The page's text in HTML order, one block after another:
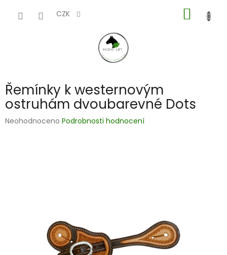
CZK
KOŠÍK
Řemínky k westernovým
ostruhám dvoubarevné Dots
Průměrné
Neohodnoceno Podrobnosti hodnocení